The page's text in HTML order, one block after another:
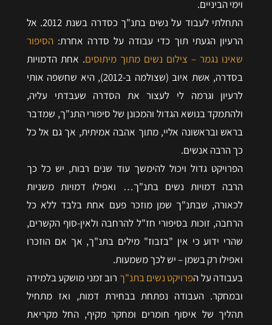
וימי הביניים.
התחלתי לעבוד על נשים בתנ"ך כסדרה בשנת 2012. אל
הרעיון הגעתי תוך כדי עבודה על סדרה אחרת:הסיפור
שאינו נגמר – צילום נשים מתוך מיתוסים. אחת הדמויות
בסדרה, אשת איוב (שצולמה ב-2012), היא שחשפה אותי
לרעיון וגרמה לי לעצור את הסדרה שעבדתי עליה,
ולהתמקד בנושא הגדול והמכונן של סיפורי התנ"ך, שמדבר
בראש ובראשונה אליי, מתוך אהבה אמיתית, אך גם אל כל
כך הרבה אנשים.
הפרויקט גדול ויכול להימשך עוד שנים רבות, יש כל כך
הרבה דמויות נשים בתנ"ך… ואפילו דמויות משניות
לכאורה, שבתנ"ך שמן מוזכר פעם אחת בלבד ללא כל
הרחבה, זוכות בסיפורי חז"ל להרחבה ולאין-סוף הקשרים,
שהרי ידוע כי אין "בזבוז" מילים בתנ"ך, אך אם הוזכרו
ואפילו רק בשמן – יש לכך משמעות.
בעבודה על הפרויקט נשים בתנ"ך רוב זמני מושקע בלמידה
ובמחקר. העבודה נפתחת בבחירת דמות, ואז מתחיל
תהליך של איסוף חומרים ומחקר מקיף, החל מקריאת